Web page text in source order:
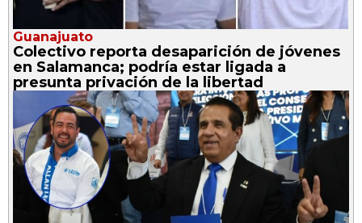
Guanajuato
Colectivo reporta desaparición de jóvenes
en Salamanca; podría estar ligada a
presunta privación de la libertad